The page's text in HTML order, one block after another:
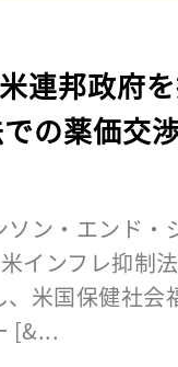
連邦政府
の薬価交
ン・エンド・
インフレ抑制
米国保健社会
[&...